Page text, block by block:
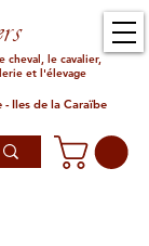
cheval, le cavalier,
et l'élevage
Iles de la Caraïbe